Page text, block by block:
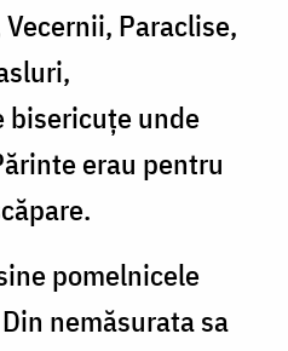
Paraclise,
bisericuțe unde
erau pentru
pomelnicele
nemăsurata sa